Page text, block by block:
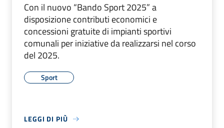
Con il nuovo “Bando Sport 2025” a
disposizione contributi economici e
concessioni gratuite di impianti sportivi
comunali per iniziative da realizzarsi nel corso
del 2025.
Sport
LEGGI DI PIÙ